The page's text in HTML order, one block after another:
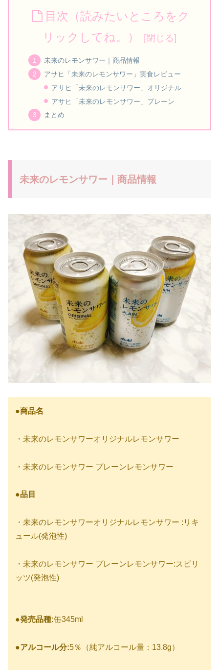
目次（読みたいところをク
リックしてね。）
未来のレモンサワー｜商品情報
アサヒ「未来のレモンサワー」実食レビュー
アサヒ「未来のレモンサワー」オリジナル
アサヒ「未来のレモンサワー」プレーン
まとめ
未来のレモンサワー｜商品情報
●商品名
・未来のレモンサワーオリジナルレモンサワー
・未来のレモンサワー プレーンレモンサワー
●品目
・未来のレモンサワーオリジナルレモンサワー :リキ
ュール(発泡性)
・未来のレモンサワー プレーンレモンサワー:スピリ
ッツ(発泡性)
●発売品種:缶345ml
●アルコール分:5％（純アルコール量：13.8g）